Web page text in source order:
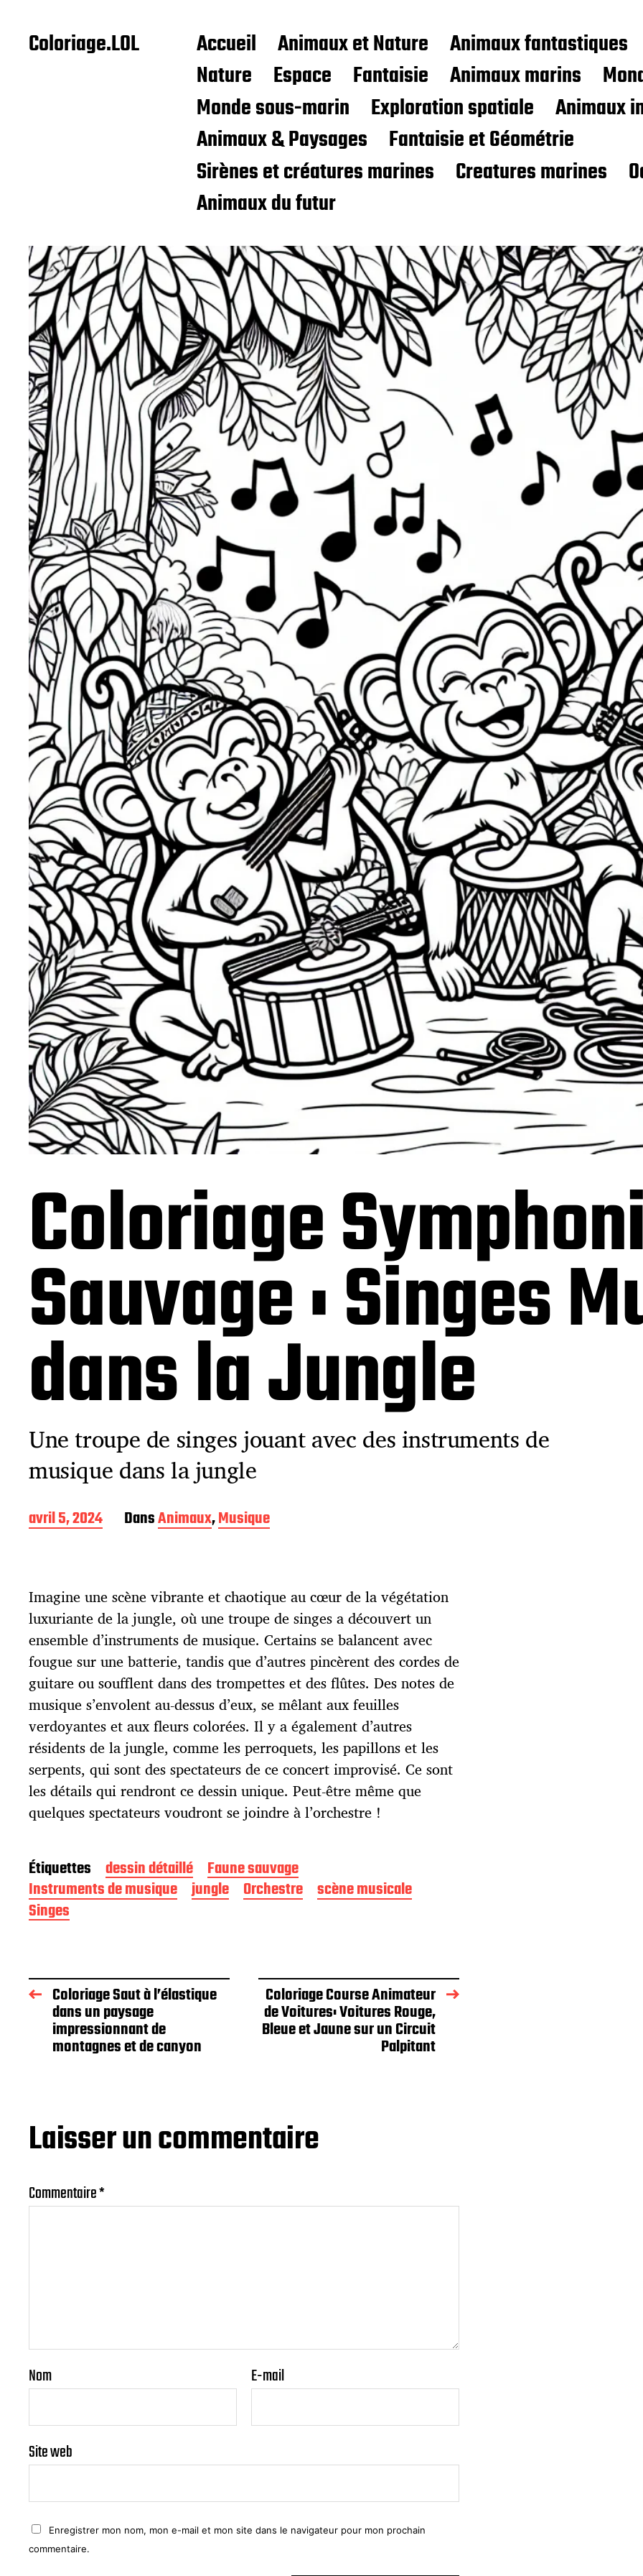
Coloriage.LOL Accueil Animaux et Nature
Animaux fantastiques
Nature
Espace Fantaisie Animaux marins
Monde sous-marin
Exploration spatiale
Animaux
Animaux & Paysages
Fantaisie et Géométrie
Sirènes et créatures marines
Creatures marines
Animaux du futur
Coloriage
Sauvage : Singes
dans la Jungle
Une troupe de singes jouant avec des instruments de
musique dans la jungle
D
a
e
p
u
b
l
i
c
a
t
i
o
n
avril 5, 2024 DansAnimaux,Musique
Imagine une scène vibrante et chaotique au cœur de la végétation
luxuriante de la jungle, où une troupe de singes a découvert un
ensemble d’instruments de musique. Certains se balancent avec
fougue sur une batterie, tandis que d’autres pincèrent des cordes de
guitare ou soufflent dans des trompettes et des flûtes. Des notes de
musique s’envolent au-dessus d’eux, se mêlant aux feuilles
verdoyantes et aux fleurs colorées. Il y a également d’autres
résidents de la jungle, comme les perroquets, les papillons et les
serpents, qui sont des spectateurs de ce concert improvisé. Ce sont
les détails qui rendront ce dessin unique. Peut-être même que
quelques spectateurs voudront se joindre à l’orchestre !
Étiquettes dessin détaillé
Faune sauvage
Instruments de musique jungle Orchestre scène musicale
Singes
Coloriage Saut à l’élastique
dans un paysage
impressionnant de
montagnes et de canyon
Coloriage Course Animateur
de Voitures: Voitures Rouge,
Bleue et Jaune sur un Circuit
Palpitant
Laisser un commentaire
Commentaire*
Nom E-mail
Site web
Enregistrer mon nom, mon e-mail et mon site dans le navigateur pour mon prochain
commentaire.